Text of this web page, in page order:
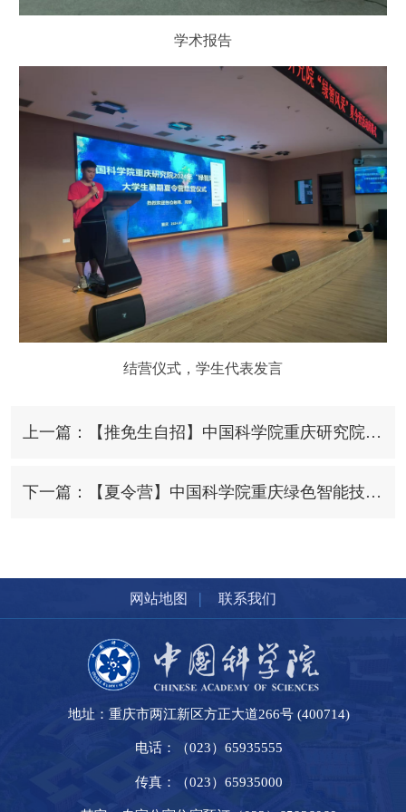
学术报告
结营仪式，学生代表发言
上一篇：【推免生自招】中国科学院重庆研究院新增推免面试通知
下一篇：【夏令营】中国科学院重庆绿色智能技术研究院（中国科学院大学重庆学院）2024年“绿智风采”优秀大学生夏令营活动方案
网站地图 | 联系我们
地址：重庆市两江新区方正大道266号 (400714)
电话：（023）65935555
传真：（023）65935000